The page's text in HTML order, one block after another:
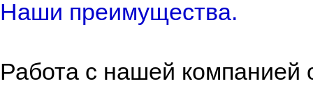
Наши преимущества.
Работа с нашей компанией